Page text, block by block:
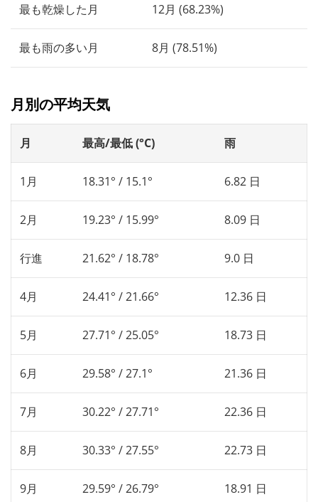
最も乾燥した月 12月 (68.23%)
最も雨の多い月 8月 (78.51%)
月別の平均天気
月 最高/最低 (°C) 雨
1月 18.31° / 15.1° 6.82 日
2月 19.23° / 15.99° 8.09 日
行進 21.62° / 18.78° 9.0 日
4月 24.41° / 21.66° 12.36 日
5月 27.71° / 25.05° 18.73 日
6月 29.58° / 27.1° 21.36 日
7月 30.22° / 27.71° 22.36 日
8月 30.33° / 27.55° 22.73 日
9月 29.59° / 26.79° 18.91 日